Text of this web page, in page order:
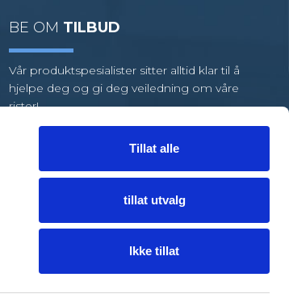
Tillat alle
tillat utvalg
Ikke tillat
BE OM TILBUD
Vår produktspesialister sitter alltid klar til å
hjelpe deg og gi deg veiledning om våre
rister!
Vi har et stort utvalg av standardrister,
men hvis oppgaven din krever
medarbeidere klare til å hjelpe deg.
TIL EN LØSNING